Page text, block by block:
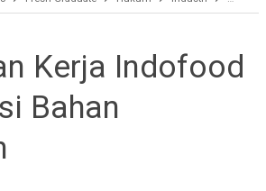
Kerja Indofood
Bahan